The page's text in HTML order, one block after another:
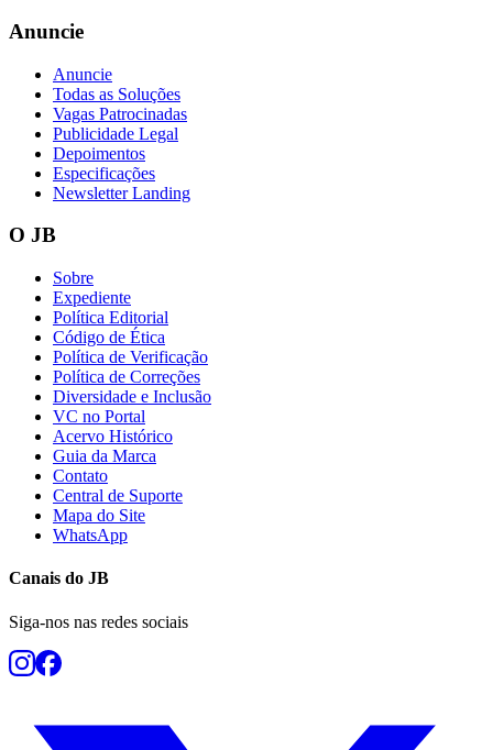
Vasco
Anuncie
Anuncie
Todas as Soluções
Vagas Patrocinadas
Publicidade Legal
Depoimentos
Especificações
Newsletter Landing
O JB
Sobre
Expediente
Política Editorial
Código de Ética
Política de Verificação
Política de Correções
Diversidade e Inclusão
VC no Portal
Acervo Histórico
Guia da Marca
Contato
Central de Suporte
Mapa do Site
WhatsApp
Canais do JB
Siga-nos nas redes sociais